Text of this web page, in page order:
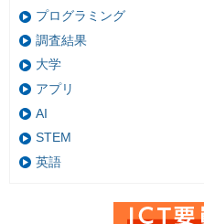
プログラミング
調査結果
大学
アプリ
AI
STEM
英語